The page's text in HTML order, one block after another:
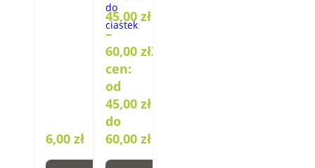
6,00 zł
45,00 zł
–
60,00 złZakres
cen:
od
45,00 zł
do
60,00 zł